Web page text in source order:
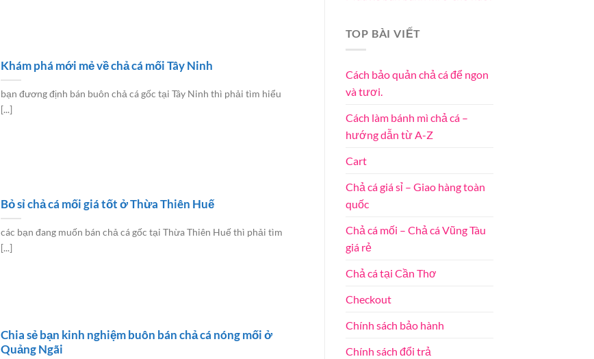
Khám phá mới mẻ về chả cá mối Tây Ninh
bạn đương định bán buôn chả cá gốc tại Tây Ninh thì phải tìm hiểu
[...]
Bỏ sỉ chả cá mối giá tốt ở Thừa Thiên Huế
các bạn đang muốn bán chả cá gốc tại Thừa Thiên Huế thì phải tìm
[...]
Chia sẻ bạn kinh nghiệm buôn bán chả cá nóng mối ở
Quảng Ngãi
TOP BÀI VIẾT
Cách bảo quản chả cá để ngon
và tươi.
Cách làm bánh mì chả cá –
hướng dẫn từ A-Z
Cart
Chả cá giá sỉ – Giao hàng toàn
quốc
Chả cá mối – Chả cá Vũng Tàu
giá rẻ
Chả cá tại Cần Thơ
Checkout
Chính sách bảo hành
Chính sách đổi trả